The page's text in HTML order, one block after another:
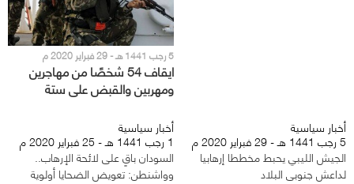
5 رجب 1441 هـ - 29 فبراير 2020 م
ايقاف 54 شخصًا من مهاجرين
ومهربين والقبض على ستة
أخبار سياسية
5 رجب 1441 هـ - 29 فبراير 2020 م
الجيش الليبي يحبط مخططا إرهابيا
لداعش جنوبي البلاد
أخبار سياسية
1 رجب 1441 هـ - 25 فبراير 2020 م
السودان باقٍ على لائحة الإرهاب..
وواشنطن: تعويض الضحايا أولوية